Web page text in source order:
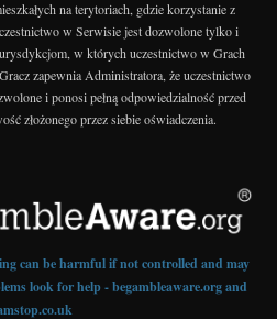
na terytoriach, gdzie korzystanie z
w Serwisie jest dozwolone tylko i
w których uczestnictwo w Grach
zapewnia Administratora, że uczestnictwo
i ponosi pełną odpowiedzialność przed
złożonego przez siebie oświadczenia.
can be harmful if not controlled and may
look for help - begambleaware.org and